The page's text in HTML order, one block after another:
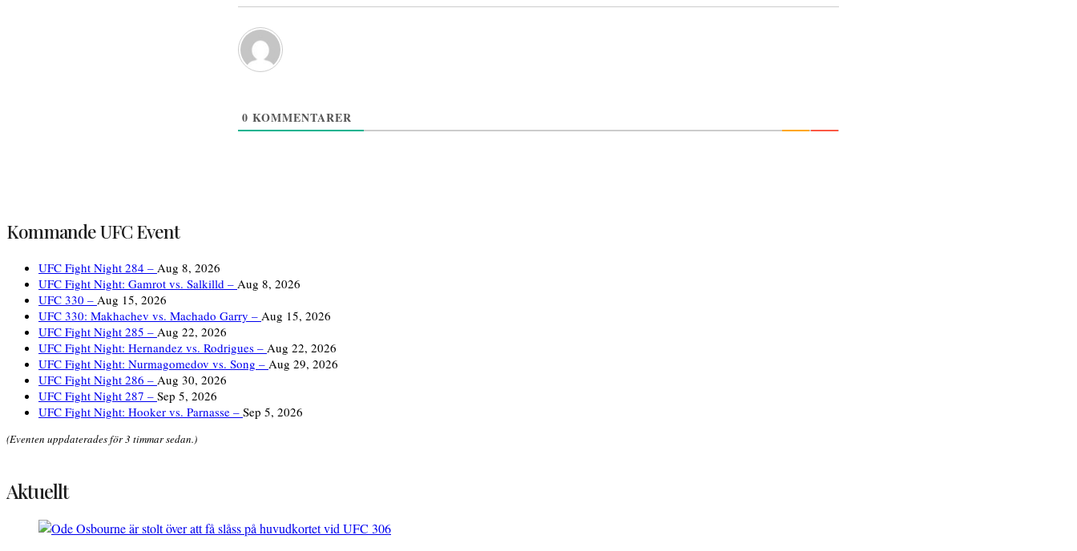
0 KOMMENTARER
Kommande UFC Event
UFC Fight Night 284 – Aug 8, 2026
UFC Fight Night: Gamrot vs. Salkilld – Aug 8, 2026
UFC 330 – Aug 15, 2026
UFC 330: Makhachev vs. Machado Garry – Aug 15, 2026
UFC Fight Night 285 – Aug 22, 2026
UFC Fight Night: Hernandez vs. Rodrigues – Aug 22, 2026
UFC Fight Night: Nurmagomedov vs. Song – Aug 29, 2026
UFC Fight Night 286 – Aug 30, 2026
UFC Fight Night 287 – Sep 5, 2026
UFC Fight Night: Hooker vs. Parnasse – Sep 5, 2026
(Eventen uppdaterades för 3 timmar sedan.)
Aktuellt